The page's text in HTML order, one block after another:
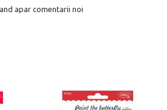
apar comentarii noi